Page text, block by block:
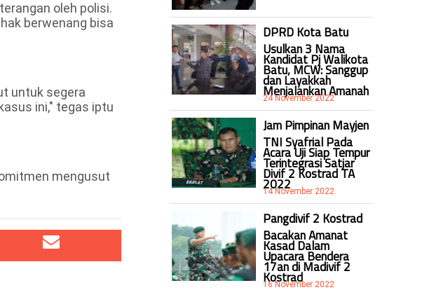
oleh polisi.
berwenang bisa
untuk segera
ini," tegas iptu
mengusut
DPRD Kota Batu
Usulkan 3 Nama
Kandidat Pj Walikota
Batu, MCW: Sanggup
dan Layakkah
Menjalankan Amanah
24 November 2022
Jam Pimpinan Mayjen
TNI Syafrial Pada
Acara Uji Siap Tempur
Terintegrasi Satjar
Divif 2 Kostrad TA
2022
14 November 2022
Pangdivif 2 Kostrad
Bacakan Amanat
Kasad Dalam
Upacara Bendera
17an di Madivif 2
Kostrad
16 November 2022